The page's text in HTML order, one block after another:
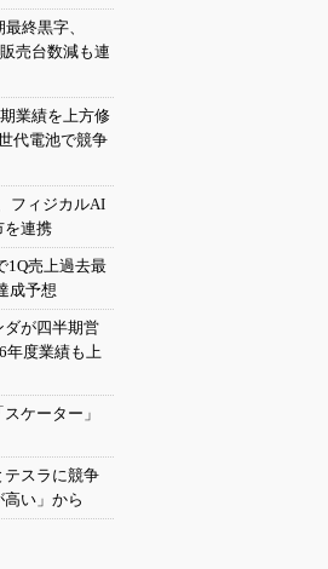
終黒字、
売台数減も連
業績を上方修
代電池で競争
フィジカルAI
を連携
1Q売上過去最
成予想
ダが四半期営
年度業績も上
ケーター」
テスラに競争
い」から